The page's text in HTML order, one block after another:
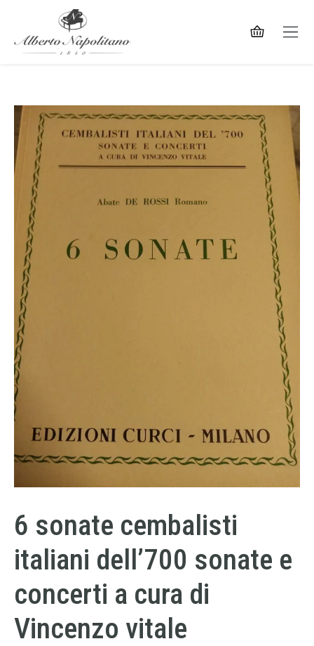
6 sonate cembalisti
italiani dell’700 sonate e
concerti a cura di
Vincenzo vitale